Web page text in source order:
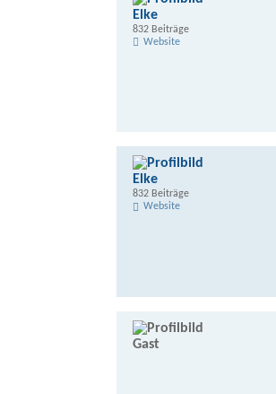
Elke
832 Beiträge
Website
Elke
832 Beiträge
Website
Gast